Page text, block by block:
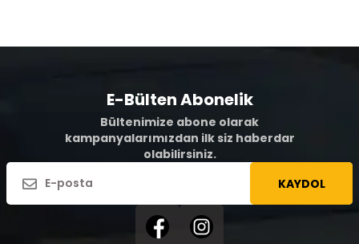
E-Bülten Abonelik
Bültenimize abone olarak
kampanyalarımızdan ilk siz haberdar
olabilirsiniz.
KAYDOL